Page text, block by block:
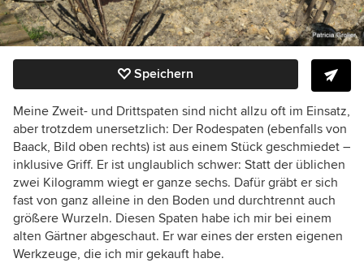
Speichern
Meine Zweit- und Drittspaten sind nicht allzu oft im Einsatz,
aber trotzdem unersetzlich: Der Rodespaten (ebenfalls von
Baack, Bild oben rechts) ist aus einem Stück geschmiedet –
inklusive Griff. Er ist unglaublich schwer: Statt der üblichen
zwei Kilogramm wiegt er ganze sechs. Dafür gräbt er sich
fast von ganz alleine in den Boden und durchtrennt auch
größere Wurzeln. Diesen Spaten habe ich mir bei einem
alten Gärtner abgeschaut. Er war eines der ersten eigenen
Werkzeuge, die ich mir gekauft habe.